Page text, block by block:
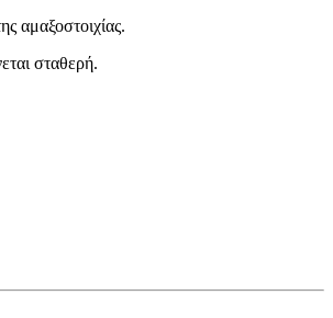
αμαξοστοιχίας.
σταθερή.